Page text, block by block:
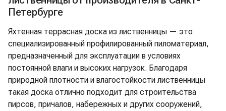
Петербурге
Яхтенная террасная доска из лиственницы — это
специализированный профилированный пиломатериал,
предназначенный для эксплуатации в условиях
постоянной влаги и высоких нагрузок. Благодаря
природной плотности и влагостойкости лиственницы
такая доска отлично подходит для строительства
пирсов, причалов, набережных и других сооружений,